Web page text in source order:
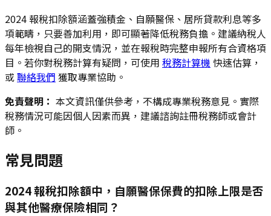
2024 報稅扣除額涵蓋強積金、自願醫保、居所貸款利息等多
項範疇，只要善加利用，即可顯著降低稅務負擔。建議納稅人
每年檢視自己的開支情況，並在報稅時完整申報所有合資格項
目。若你對稅務計算有疑問，可使用 稅務計算機 快速估算，
或聯絡我們 獲取專業協助。
免責聲明： 本文資訊僅供參考，不構成專業稅務意見。實際
稅務情況可能因個人因素而異，建議諮詢註冊稅務師或會計
師。
常見問題
2024 報稅扣除額中，自願醫保保費的扣除上限是否
與其他醫療保險相同？